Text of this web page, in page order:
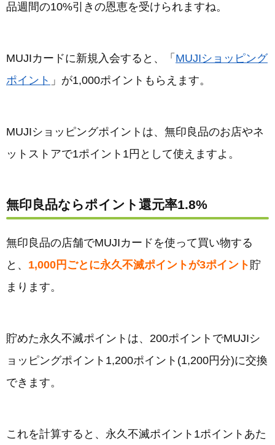
品週間の10%引きの恩恵を受けられますね。
MUJIカードに新規入会すると、「 MUJIショッピング
ポイント 」が1,000ポイントもらえます。
MUJIショッピングポイントは、無印良品のお店やネ
ットストアで1ポイント1円として使えますよ。
無印良品ならポイント還元率1.8%
無印良品の店舗でMUJIカードを使って買い物する
と、 1,000円ごとに永久不滅ポイントが3ポイント 貯
まります。
貯めた永久不滅ポイントは、200ポイントでMUJIシ
ョッピングポイント1,200ポイント(1,200円分)に交換
できます。
これを計算すると、永久不滅ポイント1ポイントあた